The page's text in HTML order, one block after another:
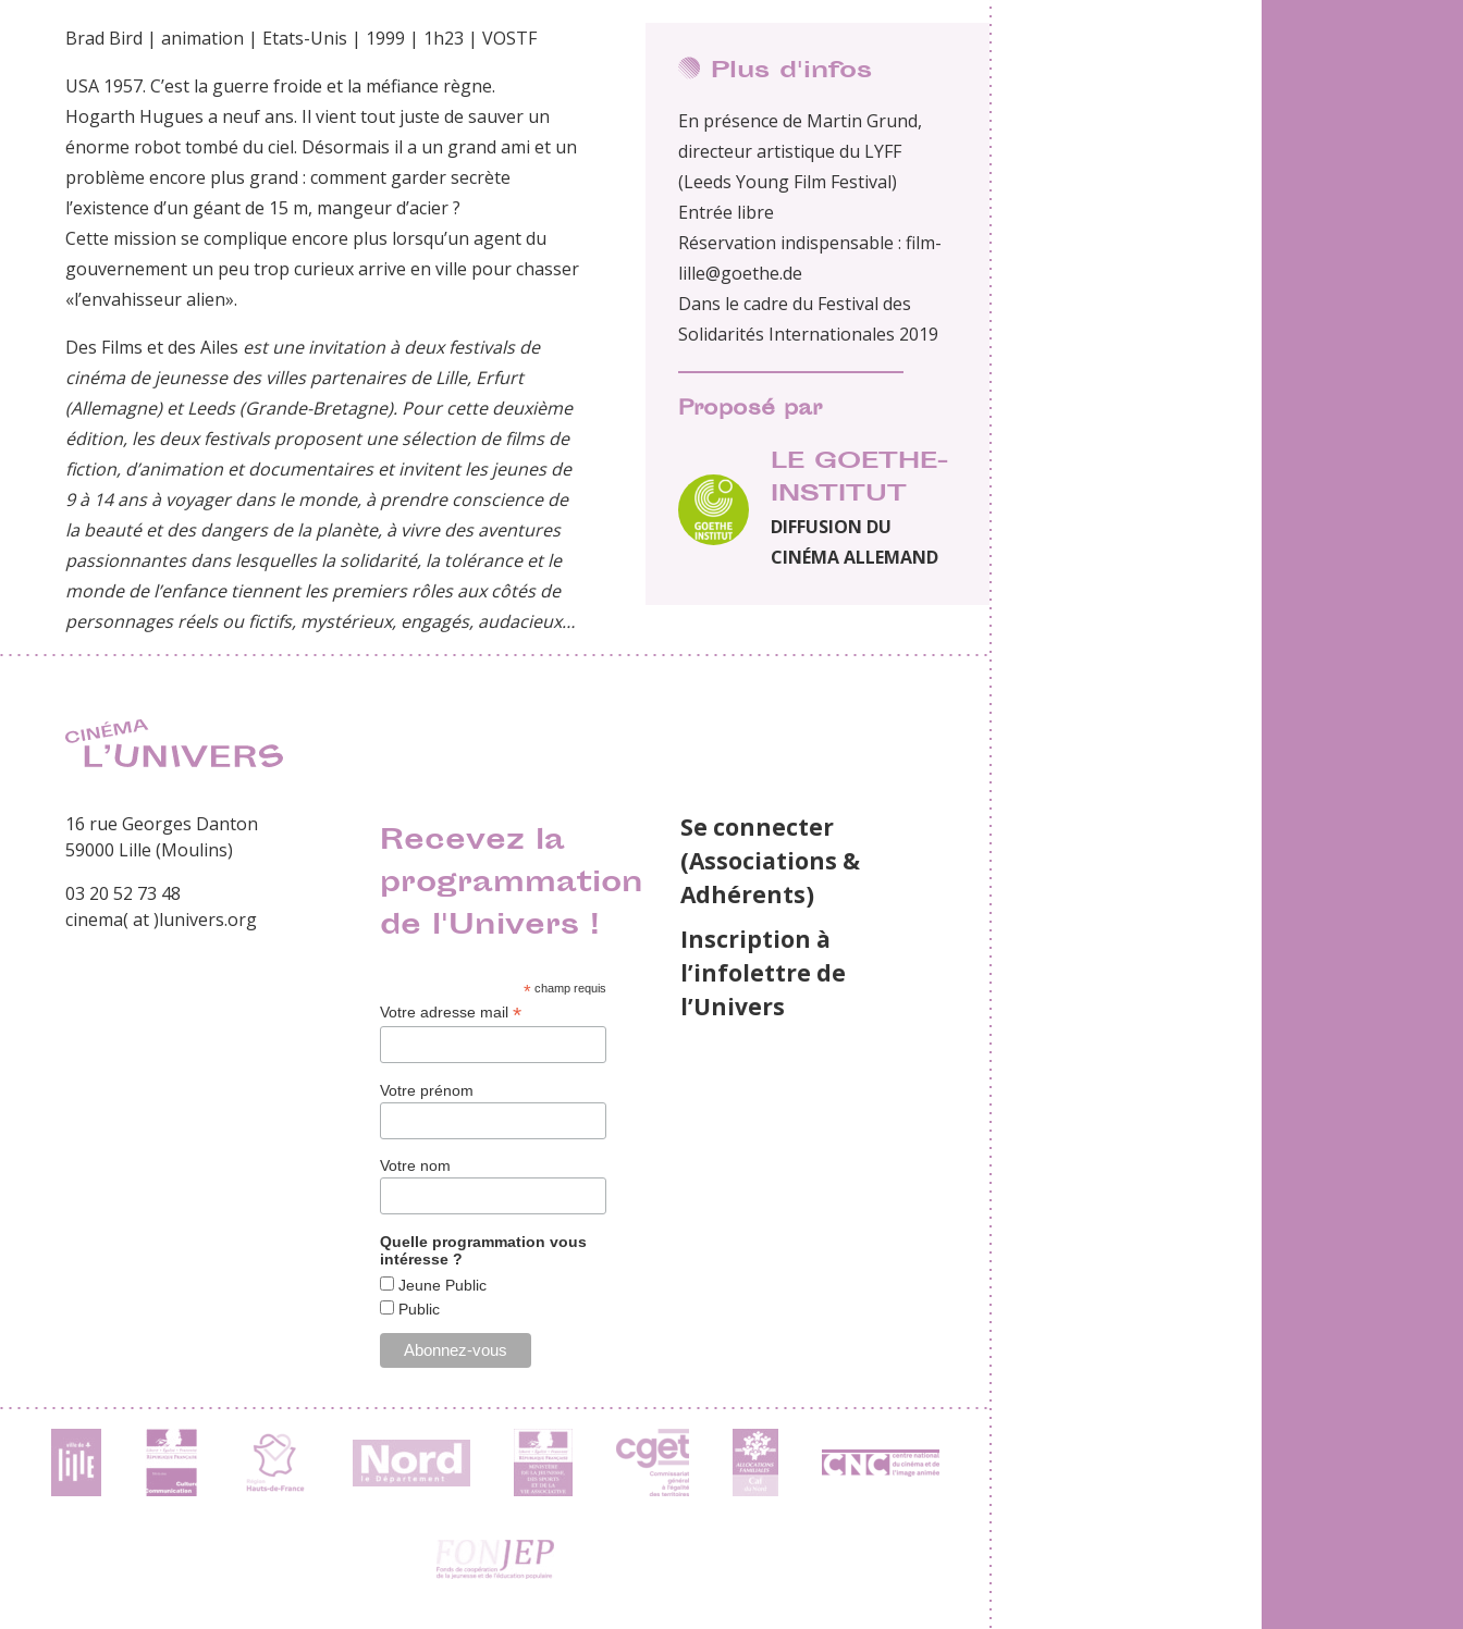
Plus d'infos
En présence de Martin Grund,
directeur artistique du LYFF
(Leeds Young Film Festival)
Entrée libre
Réservation indispensable : film-
lille@goethe.de
Dans le cadre du Festival des
Solidarités Internationales 2019
Proposé par
LE GOETHE-
INSTITUT
DIFFUSION DU
CINÉMA ALLEMAND
Brad Bird | animation | Etats-Unis | 1999 | 1h23 | VOSTF
USA 1957. C’est la guerre froide et la méfiance règne.
Hogarth Hugues a neuf ans. Il vient tout juste de sauver un
énorme robot tombé du ciel. Désormais il a un grand ami et un
problème encore plus grand : comment garder secrète
l’existence d’un géant de 15 m, mangeur d’acier ?
Cette mission se complique encore plus lorsqu’un agent du
gouvernement un peu trop curieux arrive en ville pour chasser
«l’envahisseur alien».
Des Films et des Ailes est une invitation à deux festivals de
cinéma de jeunesse des villes partenaires de Lille, Erfurt
(Allemagne) et Leeds (Grande-Bretagne). Pour cette deuxième
édition, les deux festivals proposent une sélection de films de
fiction, d’animation et documentaires et invitent les jeunes de
9 à 14 ans à voyager dans le monde, à prendre conscience de
la beauté et des dangers de la planète, à vivre des aventures
passionnantes dans lesquelles la solidarité, la tolérance et le
monde de l’enfance tiennent les premiers rôles aux côtés de
personnages réels ou fictifs, mystérieux, engagés, audacieux…
16 rue Georges Danton
59000 Lille (Moulins)
03 20 52 73 48
cinema( at )lunivers.org
Recevez la
programmation
de l'Univers !
*champ requis
Votre adresse mail*
Votre prénom
Votre nom
Quelle programmation vous
intéresse ?
Jeune Public
Public
Se connecter
(Associations &
Adhérents)
Inscription à
l’infolettre de
l’Univers